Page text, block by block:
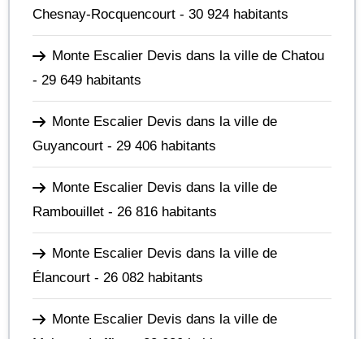
Chesnay-Rocquencourt - 30 924 habitants
Monte Escalier Devis dans la ville de Chatou
- 29 649 habitants
Monte Escalier Devis dans la ville de
Guyancourt - 29 406 habitants
Monte Escalier Devis dans la ville de
Rambouillet - 26 816 habitants
Monte Escalier Devis dans la ville de
Élancourt - 26 082 habitants
Monte Escalier Devis dans la ville de